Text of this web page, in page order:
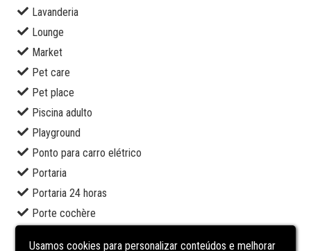
Lavanderia
Lounge
Market
Pet care
Pet place
Piscina adulto
Playground
Ponto para carro elétrico
Portaria
Portaria 24 horas
Porte cochère
Usamos cookies para personalizar conteúdos e melhorar